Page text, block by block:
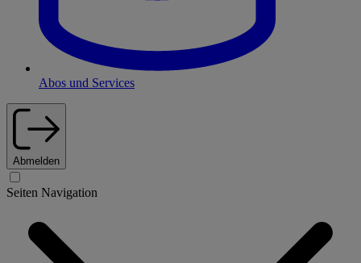
Abos und Services
Abmelden
Seiten Navigation